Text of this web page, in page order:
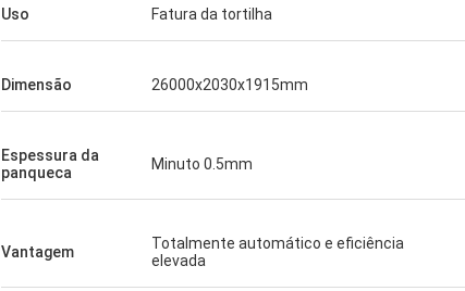
Uso Fatura da tortilha
Dimensão 26000x2030x1915mm
Espessura da
panqueca
Minuto 0.5mm
Vantagem
Totalmente automático e eficiência
elevada